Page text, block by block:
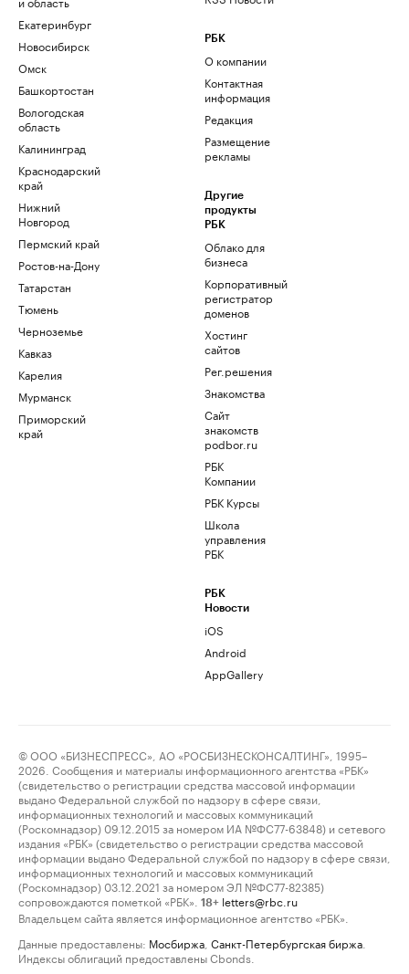
Екатеринбург
Новосибирск
Омск
Башкортостан
Вологодская
область
Калининград
Краснодарский
край
Нижний
Новгород
Пермский край
Ростов-на-Дону
Татарстан
Тюмень
Черноземье
Кавказ
Карелия
Мурманск
Приморский
край
РБК
О компании
Контактная
информация
Редакция
Размещение
рекламы
Другие
продукты
РБК
Облако для
бизнеса
Корпоративный
регистратор
доменов
Хостинг
сайтов
Рег.решения
Знакомства
Сайт
знакомств
podbor.ru
РБК
Компании
РБК Курсы
Школа
управления
РБК
РБК
Новости
iOS
Android
AppGallery
© ООО «БИЗНЕСПРЕСС», АО «РОСБИЗНЕСКОНСАЛТИНГ», 1995–
2026. Сообщения и материалы информационного агентства «РБК»
(свидетельство о регистрации средства массовой информации
выдано Федеральной службой по надзору в сфере связи,
информационных технологий и массовых коммуникаций
(Роскомнадзор) 09.12.2015 за номером ИА №ФС77-63848) и сетевого
издания «РБК» (свидетельство о регистрации средства массовой
информации выдано Федеральной службой по надзору в сфере связи,
информационных технологий и массовых коммуникаций
(Роскомнадзор) 03.12.2021 за номером ЭЛ №ФС77-82385)
сопровождаются пометкой «РБК».
18+ letters@rbc.ru
Владельцем сайта является информационное агентство «РБК».
Данные предоставлены: Мосбиржа Санкт-Петербургская биржа
Индексы облигаций предоставлены Cbonds.